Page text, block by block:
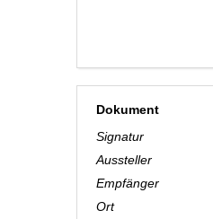
Dokument
Signatur
Aussteller
Empfänger
Ort